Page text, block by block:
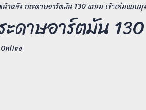
าหลัง กระดาษอาร์ตมัน 130 แกรม เข้าเล่มแบบมุ
าษอาร์ตมัน